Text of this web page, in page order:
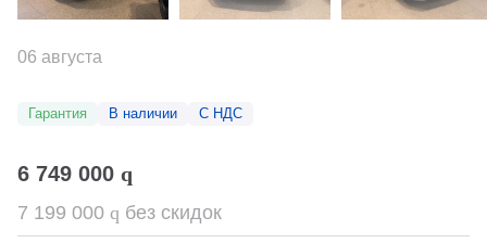
06 августа
Гарантия В наличии С НДС
6 749 000 q
7 199 000 q без скидок